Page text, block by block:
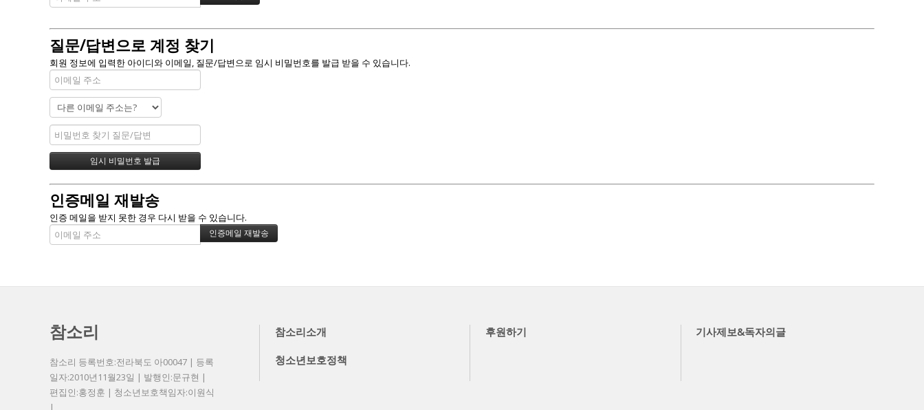
질문/답변으로 계정 찾기
회원 정보에 입력한 아이디와 이메일, 질문/답변으로 임시 비밀번호를 발급 받을 수 있습니다.
인증메일 재발송
인증 메일을 받지 못한 경우 다시 받을 수 있습니다.
참소리
참소리 등록번호:전라북도 아00047 | 등록
일자:2010년11월23일 | 발행인:문규현 |
편집인:홍정훈 | 청소년보호책임자:이원식
|
참소리소개 후원하기 기사제보&독자의글
청소년보호정책